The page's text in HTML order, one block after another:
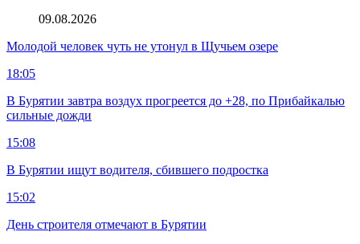
09.08.2026
Молодой человек чуть не утонул в Щучьем озере
18:05
В Бурятии завтра воздух прогреется до +28, по Прибайкалью
сильные дожди
15:08
В Бурятии ищут водителя, сбившего подростка
15:02
День строителя отмечают в Бурятии